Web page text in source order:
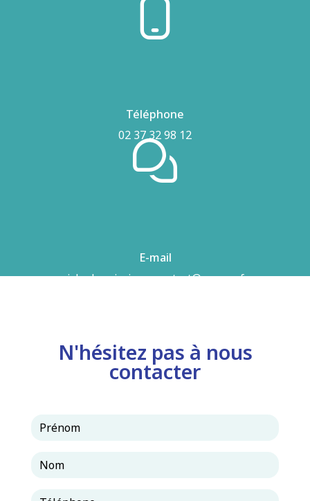
Téléphone
02 37 32 98 12
E-mail
airhydro.piscines-contact@orange.fr
N'hésitez pas à nous
contacter